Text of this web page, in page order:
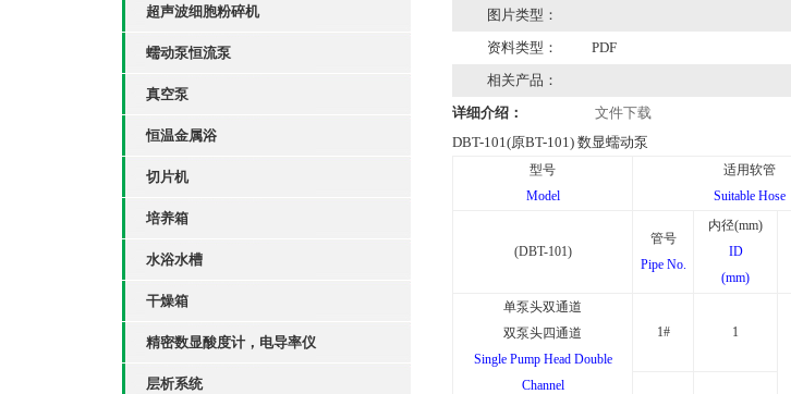
超声波细胞粉碎机
蠕动泵恒流泵
真空泵
恒温金属浴
切片机
培养箱
水浴水槽
干燥箱
精密数显酸度计，电导率仪
层析系统
图片类型：
资料类型：
PDF
相关产品：
详细介绍：
文件下载
DBT-101(原BT-101) 数显蠕动泵
型号
Model
适用软管
Suitable Hose
(DBT-101)
管号
Pipe No.
内径(mm)
ID
(mm)
单泵头双通道
双泵头四通道
Single Pump Head Double
Channel
1# 1